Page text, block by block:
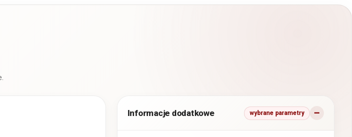
Informacje dodatkowe wybrane parametry